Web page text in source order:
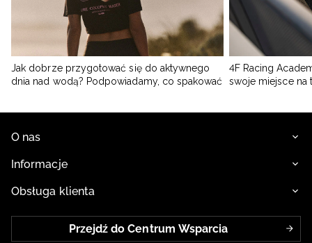
Jak dobrze przygotować się do aktywnego
dnia nad wodą? Podpowiadamy, co spakować
4F Racing
swoje miejsce na
O nas
Informacje
Obsługa klienta
Przejdź do Centrum Wsparcia